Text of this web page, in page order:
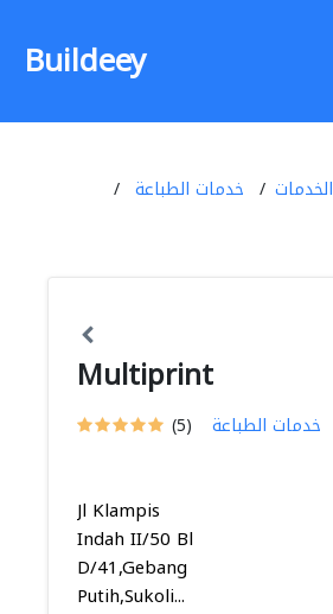
Buildeey
الخدمات
خدمات الطباعة
Multiprint
(5) خدمات الطباعة
Jl Klampis
Indah II/50 Bl
D/41,Gebang
Putih,Sukoli...